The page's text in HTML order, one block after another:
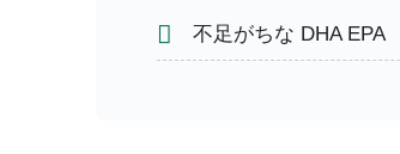
不足がちな DHA EPA